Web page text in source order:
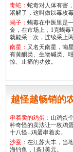
毒蛇： 蛇毒对人体有害
溶解了，这叫做以毒攻毒
蝎子： 蝎毒在中医里是
金，在市场上，1克蝎毒
就能采一次，连续采上
南星： 又名天南星，南
有黄酮类、生物碱类、
惊、止痛的功效。
越怪越畅销的
串着卖的鸡蛋： 山鸡蛋
种奇怪的卖法让一枚鸡
十八怪--鸡蛋串着卖。
沙蚕： 在江苏大丰，当
海钓鱼，1条1美元。